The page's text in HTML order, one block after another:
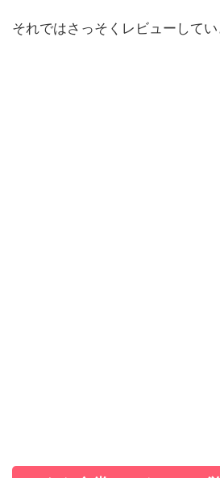
それではさっそくレビューしてい